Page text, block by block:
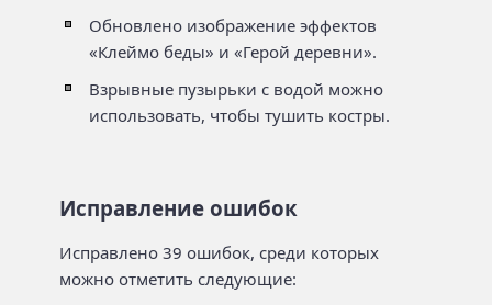
Обновлено изображение эффектов
«Клеймо беды» и «Герой деревни».
Взрывные пузырьки с водой можно
использовать, чтобы тушить костры.
Исправление ошибок
Исправлено 39 ошибок, среди которых
можно отметить следующие: